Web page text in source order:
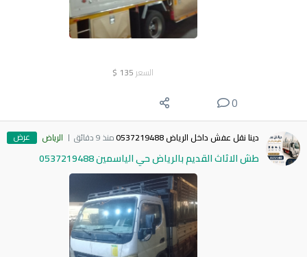
السعر 135
$
0
دينا نقل عفش داخل الرياض 0537219488 منذ 9 دقائق الرياض عرض
طش الاثاث القديم بالرياض حي الياسمين 0537219488